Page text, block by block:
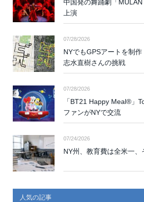
中国発の舞踊劇「
上演
07/28/2026
NYでもGPSアートを制
志水直樹さんの挑戦
07/28/2026
「BT21 Happy Meal®」
ファンがNYで交流
07/24/2026
NY州、教育費は全米一、
人気の記事